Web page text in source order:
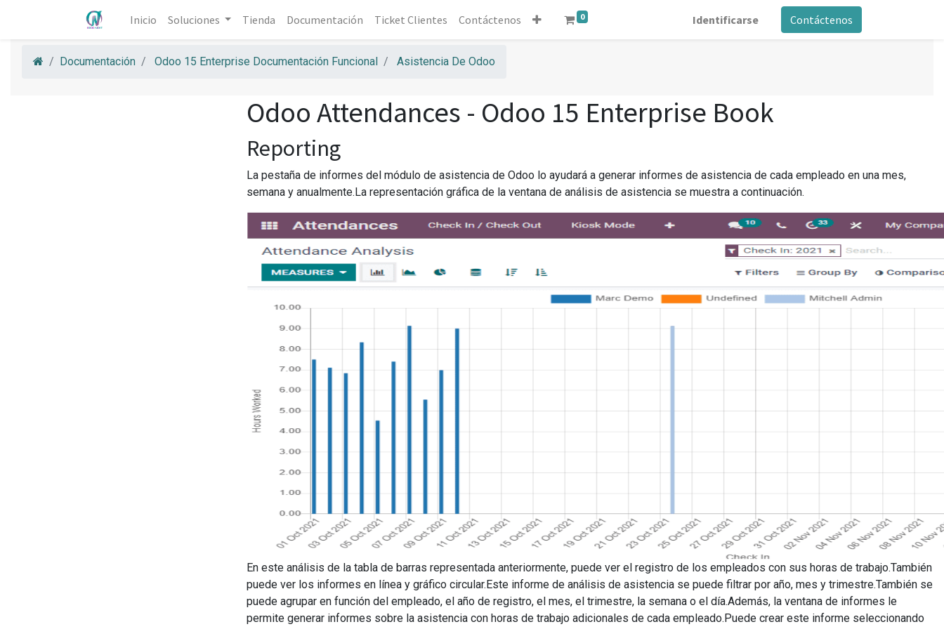
Inicio Soluciones Tienda Documentación Ticket Clientes Contáctenos 0 Identificarse Contáctenos
Documentación Odoo 15 Enterprise Documentación Funcional Asistencia De Odoo
Odoo Attendances - Odoo 15 Enterprise Book
Reporting
La pestaña de informes del módulo de asistencia de Odoo lo ayudará a generar informes de asistencia de cada empleado en una mes,
semana y anualmente.La representación gráfica de la ventana de análisis de asistencia se muestra a continuación.
En este análisis de la tabla de barras representada anteriormente, puede ver el registro de los empleados con sus horas de trabajo.También
puede ver los informes en línea y gráfico circular.Este informe de análisis de asistencia se puede filtrar por año, mes y trimestre.También se
puede agrupar en función del empleado, el año de registro, el mes, el trimestre, la semana o el día.Además, la ventana de informes le
permite generar informes sobre la asistencia con horas de trabajo adicionales de cada empleado.Puede crear este informe seleccionando